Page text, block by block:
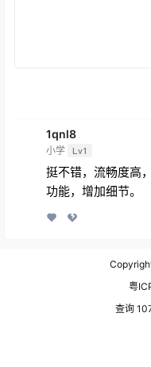
1qnl8
小学 Lv1
挺不错，流畅度高
功能，增加细节。
粤
查询